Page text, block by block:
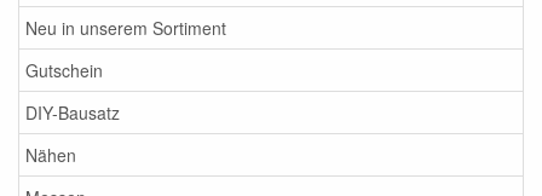
Neu in unserem Sortiment
Gutschein
DIY-Bausatz
Nähen